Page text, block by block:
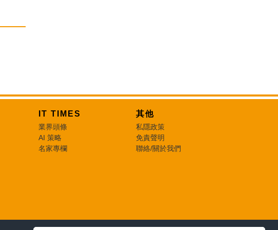
IT TIMES
業界頭條
AI 策略
名家專欄
其他
私隱政策
免責聲明
聯絡/關於我們